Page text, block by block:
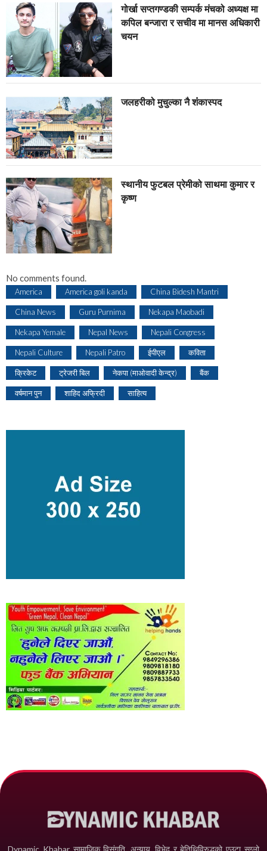
गोर्खा सप्तगण्डकी सम्पर्क मंचको अध्यक्ष मा
कपिल बन्जारा र सचीव मा मानस अधिकारी
चयन
जलहरीको मुचुल्का नै शंंकास्पद
स्थानीय फुटबल प्रेमीको साथमा कुमार र
कृष्ण
No comments found.
America America goli kanda China Bidesh Mantri
China News Guru Purnima Nekapa Maobadi
Nekapa Yemale Nepal News Nepali Congress
Nepali Culture Nepali Patro ईपीएल कविता
क्रिकेट ट्रेजरी बिल नेकपा (माओवादी केन्द्र) बैंक
वर्षमान पुन शाहिद अफ्रिदी साहित्य
Dynamic Khabar सामाजिक विसंगति, अन्याय, विभेद­ र बेतिथिविरुद्धको एउटा सग्लो